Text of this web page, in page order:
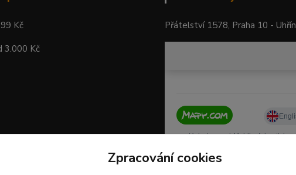
Kč
3.000 Kč
Přátelství 1578, Praha 10 -
Zpracování cookies